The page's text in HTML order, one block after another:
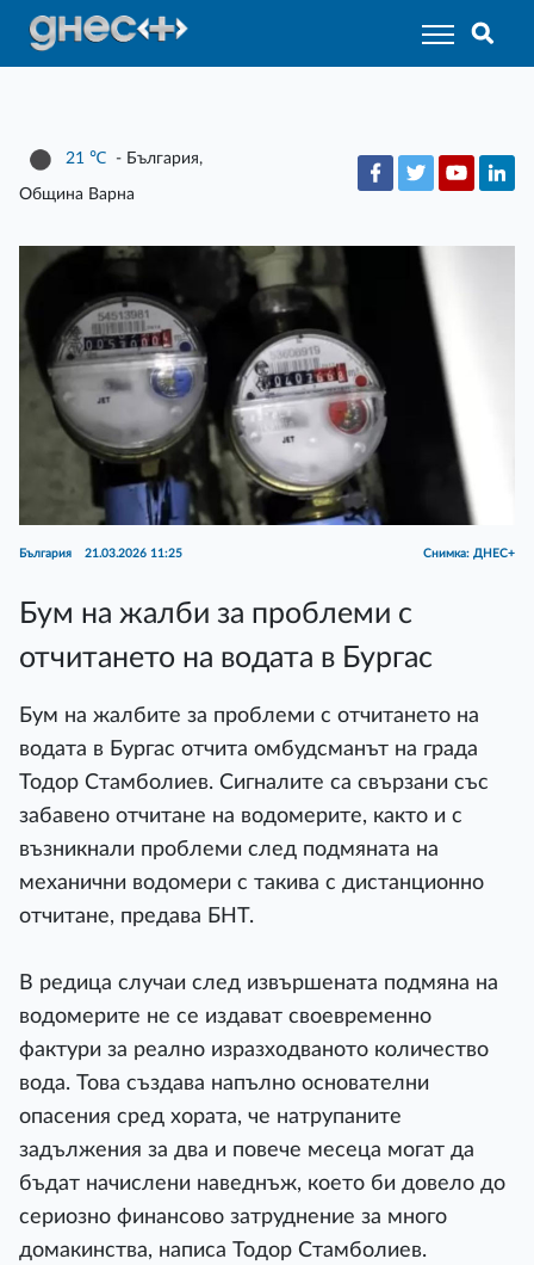
21 ℃ - България,
Община Варна
България 21.03.2026 11:25 Снимка: ДНЕС+
Бум на жалби за проблеми с
отчитането на водата в Бургас
Бум на жалбите за проблеми с отчитането на
водата в Бургас отчита омбудсманът на града
Тодор Стамболиев. Сигналите са свързани със
забавено отчитане на водомерите, както и с
възникнали проблеми след подмяната на
механични водомери с такива с дистанционно
отчитане, предава БНТ.
В редица случаи след извършената подмяна на
водомерите не се издават своевременно
фактури за реално изразходваното количество
вода. Това създава напълно основателни
опасения сред хората, че натрупаните
задължения за два и повече месеца могат да
бъдат начислени наведнъж, което би довело до
сериозно финансово затруднение за много
домакинства, написа Тодор Стамболиев.